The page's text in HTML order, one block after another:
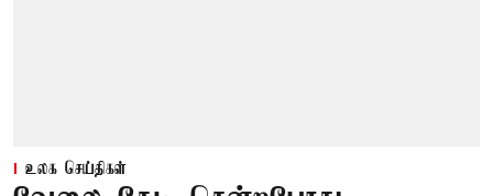
உலக செய்திகள்